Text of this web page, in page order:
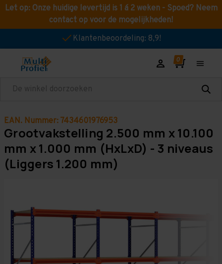
Let op: Onze huidige levertijd is 1 á 2 weken - Spoed? Neem
contact op voor de mogelijkheden!
Klantenbeoordeling: 8,9!
Zoeken
EAN. Nummer: 7434601976953
Grootvakstelling 2.500 mm x 10.100
mm x 1.000 mm (HxLxD) - 3 niveaus
(Liggers 1.200 mm)